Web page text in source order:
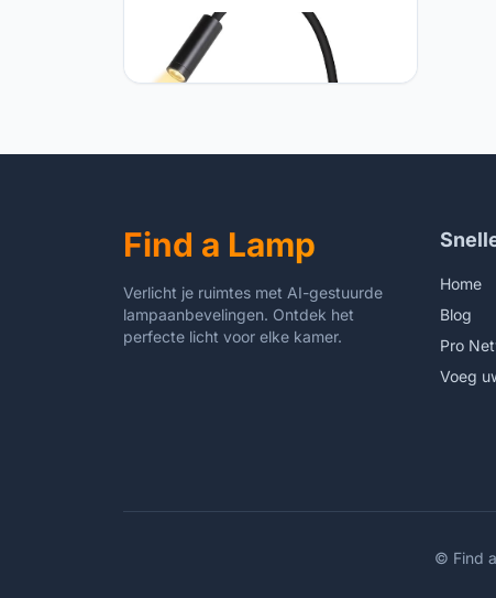
ERWEY LED leeslamp 3W+8W
zwanenhalslamp bedlamp
wandlamp met schakelaar en USB-
Find a Lamp
Verlicht je ruimtes met AI-gestuurde
lampaanbevelingen. Ontdek het
perfecte licht voor elke kamer.
Home
Blog
Pro
Voeg
© Find